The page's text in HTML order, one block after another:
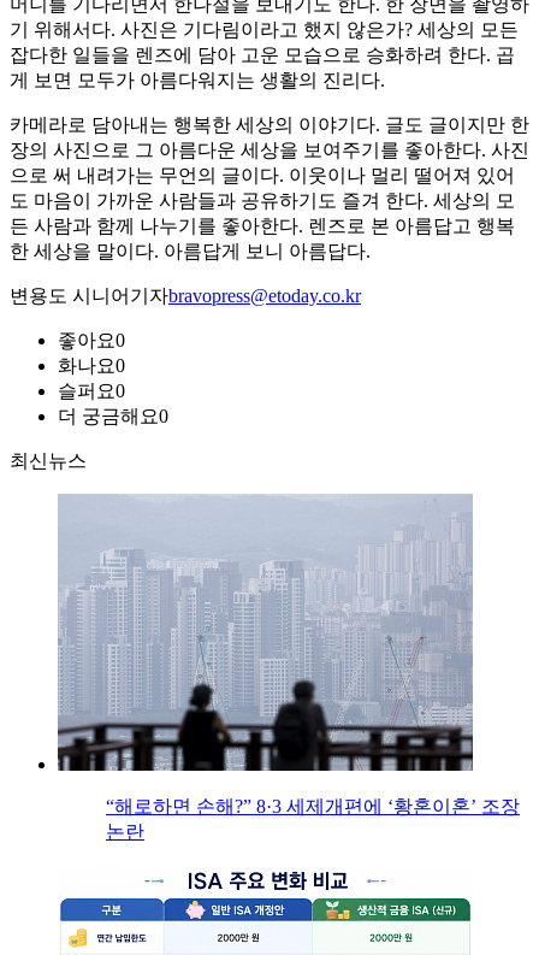
머니를 기다리면서 한나절을 보내기도 한다. 한 장면을 촬영하
기 위해서다. 사진은 기다림이라고 했지 않은가? 세상의 모든
잡다한 일들을 렌즈에 담아 고운 모습으로 승화하려 한다. 곱
게 보면 모두가 아름다워지는 생활의 진리다.
카메라로 담아내는 행복한 세상의 이야기다. 글도 글이지만 한
장의 사진으로 그 아름다운 세상을 보여주기를 좋아한다. 사진
으로 써 내려가는 무언의 글이다. 이웃이나 멀리 떨어져 있어
도 마음이 가까운 사람들과 공유하기도 즐겨 한다. 세상의 모
든 사람과 함께 나누기를 좋아한다. 렌즈로 본 아름답고 행복
한 세상을 말이다. 아름답게 보니 아름답다.
변용도 시니어기자bravopress@etoday.co.kr
좋아요0
화나요0
슬퍼요0
더 궁금해요0
최신뉴스
“해로하면 손해?” 8·3 세제개편에 ‘황혼이혼’ 조장
논란